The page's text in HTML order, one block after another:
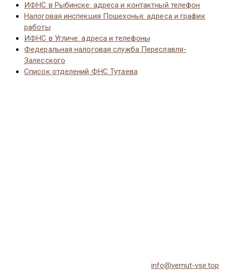
ИФНС в Рыбинске: адреса и контактный телефон
Налоговая инспекция Пошехонья: адреса и график
работы
ИФНС в Угличе: адреса и телефоны
Федеральная налоговая служба Переславля-
Залесского
Список отделений ФНС Тутаева
info@vernut-vse.top